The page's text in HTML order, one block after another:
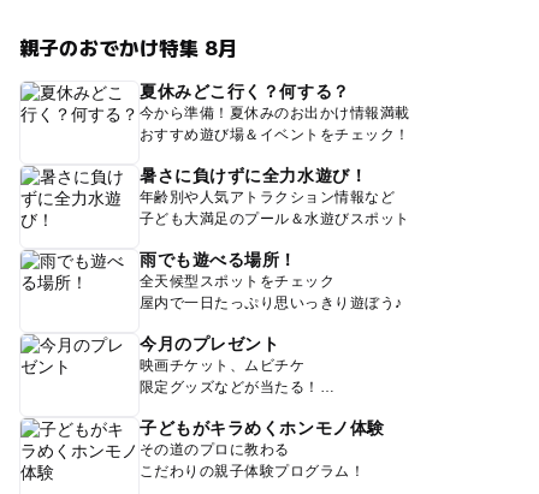
親子のおでかけ特集 8月
夏休みどこ行く？何する？
今から準備！夏休みのお出かけ情報満載
おすすめ遊び場＆イベントをチェック！
暑さに負けずに全力水遊び！
年齢別や人気アトラクション情報など
子ども大満足のプール＆水遊びスポット
雨でも遊べる場所！
全天候型スポットをチェック
屋内で一日たっぷり思いっきり遊ぼう♪
今月のプレゼント
映画チケット、ムビチケ
限定グッズなどが当たる！
子どもがキラめくホンモノ体験
その道のプロに教わる
こだわりの親子体験プログラム！